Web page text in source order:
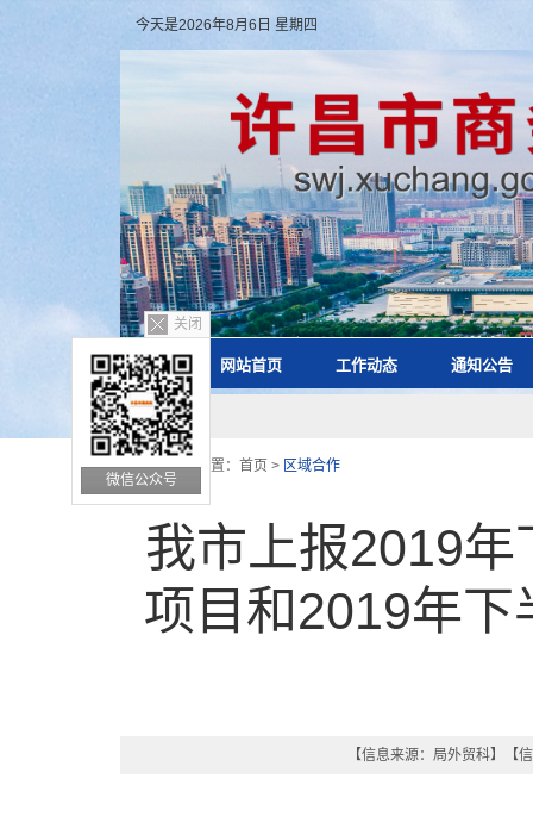
今天是2026年8月6日 星期四
网站首页 工作动态 通知公告
关闭
微信公众号
您的位置： 首页 > 区域合作
我市上报2019
项目和2019年
【信息来源： 局外贸科】 【